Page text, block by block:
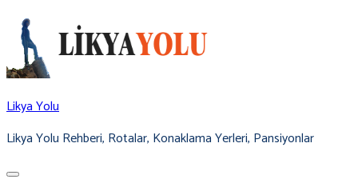
Skip
content
Likya Yolu
Likya Yolu Rehberi, Rotalar, Konaklama Yerleri, Pansiyonlar